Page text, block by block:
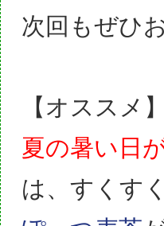
次回もぜひ
【オススメ】
夏の暑い日
は、すくす